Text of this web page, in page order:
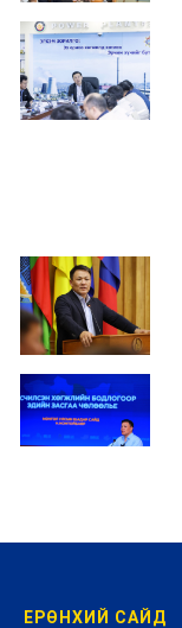
ЕРӨНХИЙ САЙД